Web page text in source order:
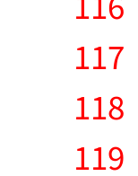
117
118
119